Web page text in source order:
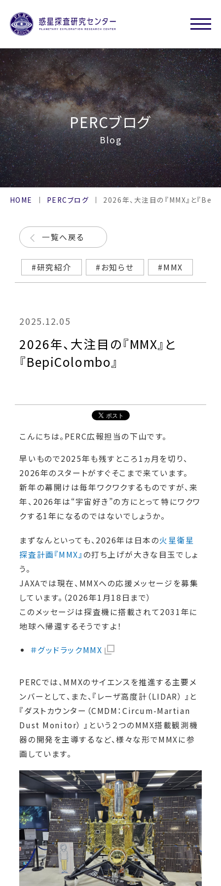
PERCブログ
Blog
HOME PERCブログ 2026年、大注目の『MMX』と『
一覧へ戻る
#研究紹介 #お知らせ #MMX
2025.12.05
2026年、大注目の『MMX』と
『BepiColombo』
こんにちは。PERC広報担当の下山です。
早いもので2025年も残すところ1ヵ月を切り、
2026年のスタートがすぐそこまで来ています。
新年の幕開けは毎年ワクワクするものですが、来
年、2026年は“宇宙好き”の方にとって特にワクワ
クする1年になるのではないでしょうか。
まずなんといっても、2026年は日本の火星衛星
探査計画『MMX』 の打ち上げが大きな目玉でしょ
う。
JAXAでは現在、MMXへの応援メッセージを募集
しています。（2026年1月18日まで）
このメッセージは探査機に搭載されて2031年に
地球へ帰還するそうですよ！
＃グッドラックMMX
PERCでは、MMXのサイエンスを推進する主要メ
ンバーとして、また、『レーザ高度計（LIDAR） 』と
『ダストカウンター（CMDM：Circum-Martian
Dust Monitor） 』という２つのMMX搭載観測機
器の開発を主導するなど、様々な形でMMXに参
画しています。